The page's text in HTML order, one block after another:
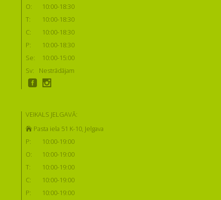
O:
10:00-18:30
T:
10:00-18:30
C:
10:00-18:30
P:
10:00-18:30
Se:
10:00-15:00
Sv:
Nestrādājam
VEIKALS JELGAVĀ:
Pasta iela 51 K-10, Jelgava
P:
10:00-19:00
O:
10:00-19:00
T:
10:00-19:00
C:
10:00-19:00
P:
10:00-19:00